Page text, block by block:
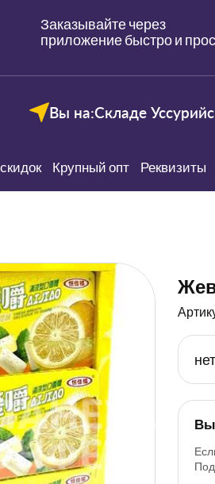
Заказывайте через
приложение быстро и
Вы на:Складе
Крупный опт Реквизиты